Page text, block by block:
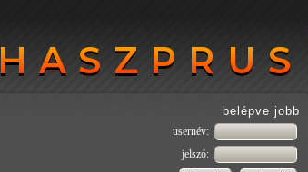
HASZPRUS
HASZPRUS
belépve jobb
usernév:
jelszó: